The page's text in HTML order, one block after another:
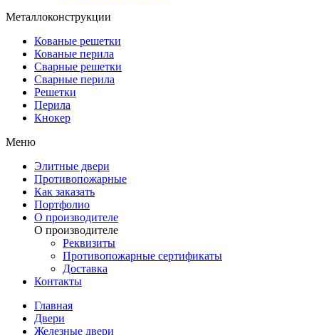
Металлоконструкции
Кованые решетки
Кованые перила
Сварные решетки
Сварные перила
Решетки
Перила
Кнокер
Меню
Элитные двери
Противопожарные
Как заказать
Портфолио
О производителе
О производителе
Реквизиты
Противопожарные сертификаты
Доставка
Контакты
Главная
Двери
Железные двери